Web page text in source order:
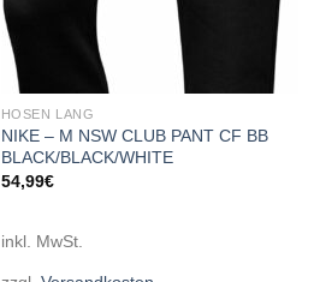
HOSEN LANG
NIKE – M NSW CLUB PANT CF BB
BLACK/BLACK/WHITE
54,99€
inkl. MwSt.